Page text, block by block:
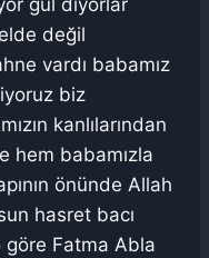
gül diyorlar
değil
vardı babamız
biz
kanlılarından
hem babamızla
önünde Allah
hasret bacı
göre Fatma Abla